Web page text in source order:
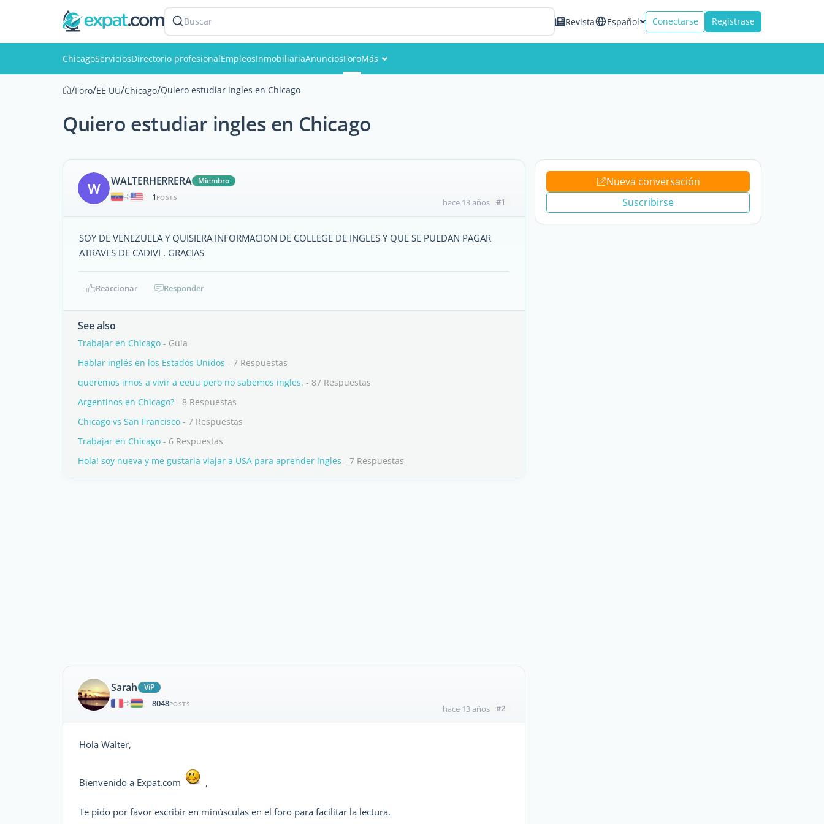
Buscar Revista Español Conectarse Registrase
ChicagoServiciosDirectorio profesionalEmpleosInmobiliariaAnunciosForoMás
/Foro/EE UU/Chicago/Quiero estudiar ingles en Chicago
Quiero estudiar ingles en Chicago
W WALTERHERRERA
Miembro
|
1 POSTS hace 13 años #1
SOY DE VENEZUELA Y QUISIERA INFORMACION DE COLLEGE DE INGLES Y QUE SE PUEDAN PAGAR
ATRAVES DE CADIVI . GRACIAS
Reaccionar Responder
See also
Trabajar en Chicago - Guia
Hablar inglés en los Estados Unidos - 7 Respuestas
queremos irnos a vivir a eeuu pero no sabemos ingles. - 87 Respuestas
Argentinos en Chicago? - 8 Respuestas
Chicago vs San Francisco - 7 Respuestas
Trabajar en Chicago - 6 Respuestas
Hola! soy nueva y me gustaria viajar a USA para aprender ingles - 7 Respuestas
Sarah
ViP
|
8048POSTS hace 13 años #2
Hola Walter,
Bienvenido a Expat.com ,
Te pido por favor escribir en minúsculas en el foro para facilitar la lectura.
Nueva conversación
Suscribirse